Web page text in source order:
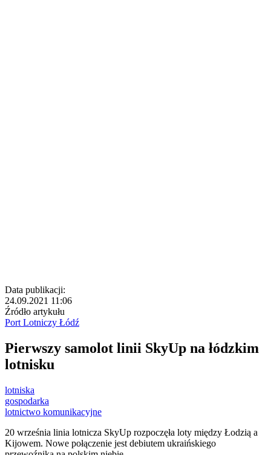
Data publikacji:
24.09.2021 11:06
Źródło artykułu
Port Lotniczy Łódź
Pierwszy samolot linii SkyUp na łódzkim
lotnisku
lotniska
gospodarka
lotnictwo komunikacyjne
20 września linia lotnicza SkyUp rozpoczęła loty między Łodzią a
Kijowem. Nowe połączenie jest debiutem ukraińskiego